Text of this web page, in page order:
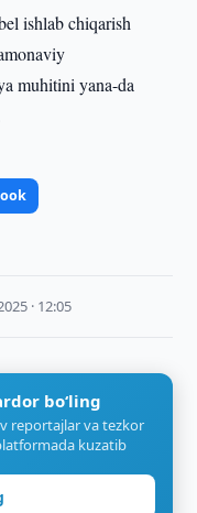
ishlab chiqarish
muhitini yana-da
· 12:05
bo‘ling
reportajlar va tezkor
kuzatib